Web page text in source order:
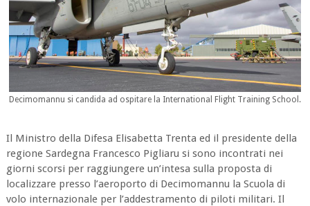
Decimomannu si candida ad ospitare la International Flight Training School.
Il Ministro della Difesa Elisabetta Trenta ed il presidente della
regione Sardegna Francesco Pigliaru si sono incontrati nei
giorni scorsi per raggiungere un’intesa sulla proposta di
localizzare presso l’aeroporto di Decimomannu la Scuola di
volo internazionale per l’addestramento di piloti militari. Il